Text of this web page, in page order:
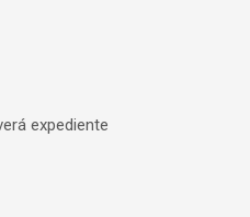
expediente